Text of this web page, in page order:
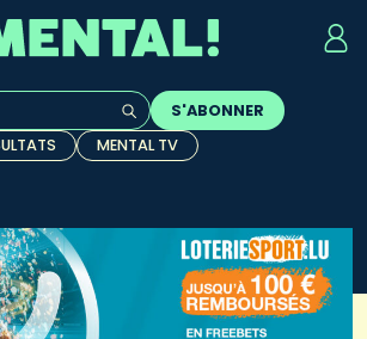
de l'auto-complétion sont
S'ABONNER
MENTAL TV